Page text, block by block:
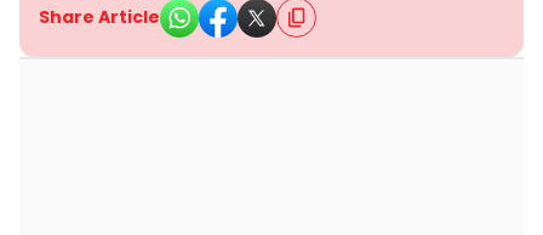
Share Article